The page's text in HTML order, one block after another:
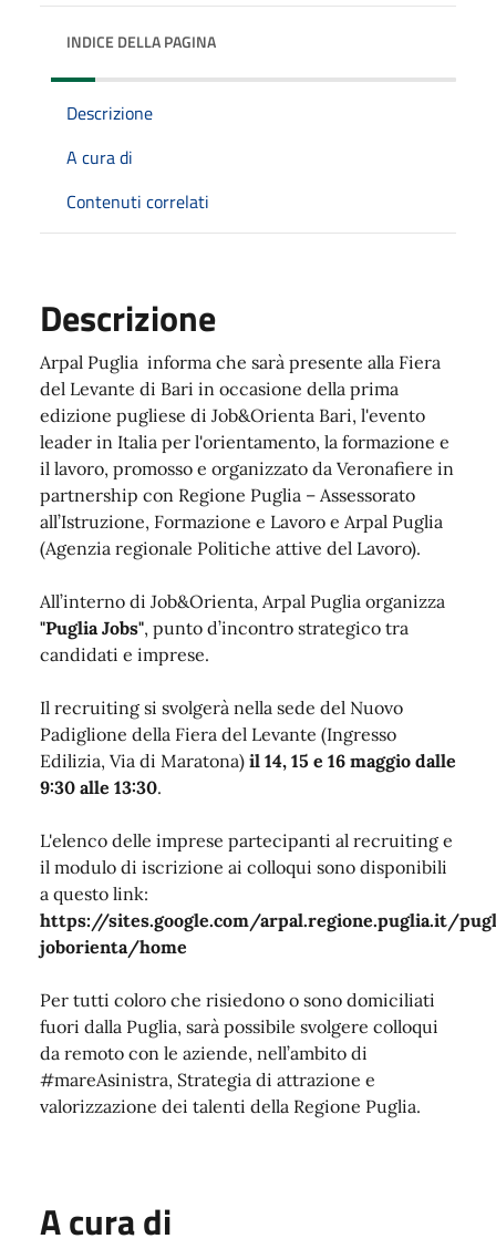
INDICE DELLA PAGINA
Descrizione
A cura di
Contenuti correlati
Descrizione
Arpal Puglia informa che sarà presente alla Fiera
del Levante di Bari in occasione della prima
edizione pugliese di Job&Orienta Bari, l'evento
leader in Italia per l'orientamento, la formazione e
il lavoro, promosso e organizzato da Veronafiere in
partnership con Regione Puglia – Assessorato
all’Istruzione, Formazione e Lavoro e Arpal Puglia
(Agenzia regionale Politiche attive del Lavoro).
All’interno di Job&Orienta, Arpal Puglia organizza
"Puglia Jobs", punto d’incontro strategico tra
candidati e imprese.
Il recruiting si svolgerà nella sede del Nuovo
Padiglione della Fiera del Levante (Ingresso
Edilizia, Via di Maratona) il 14, 15 e 16 maggio dalle
9:30 alle 13:30.
L'elenco delle imprese partecipanti al recruiting e
il modulo di iscrizione ai colloqui sono disponibili
a questo link:
https://sites.google.com/arpal.regione.puglia.it/
joborienta/home
Per tutti coloro che risiedono o sono domiciliati
fuori dalla Puglia, sarà possibile svolgere colloqui
da remoto con le aziende, nell’ambito di
#mareAsinistra, Strategia di attrazione e
valorizzazione dei talenti della Regione Puglia.
A cura di